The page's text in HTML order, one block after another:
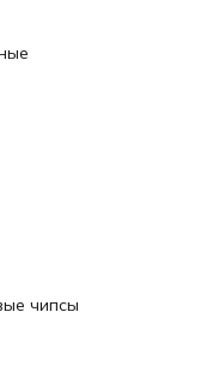
чипсы